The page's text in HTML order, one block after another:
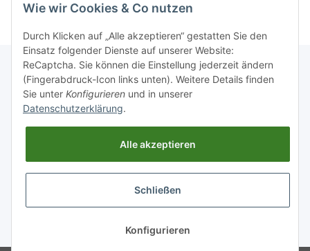
Informationen
* Alle Preise inkl. gesetzlicher USt., zzgl.Versand
Wie wir Cookies & Co nutzen
Durch Klicken auf „Alle akzeptieren“ gestatten Sie den
Einsatz folgender Dienste auf unserer Website:
ReCaptcha. Sie können die Einstellung jederzeit ändern
(Fingerabdruck-Icon links unten). Weitere Details finden
Sie unter Konfigurieren und in unserer
Datenschutzerklärung.
Alle akzeptieren
Schließen
Konfigurieren